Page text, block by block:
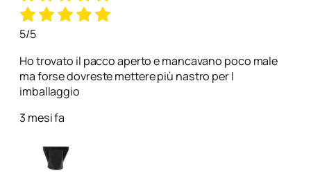
5/5
Ho trovato il pacco aperto e mancavano poco male
ma forse dovreste mettere più nastro per l
imballaggio
3 mesi fa